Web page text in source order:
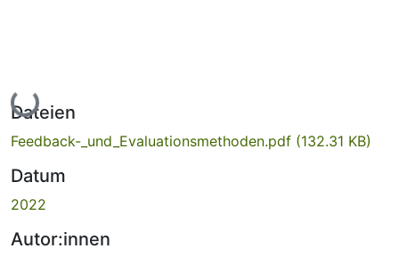
Lade...
Dateien
Feedback-_und_Evaluationsmethoden.pdf (132.31 KB)
Datum
2022
Autor:innen